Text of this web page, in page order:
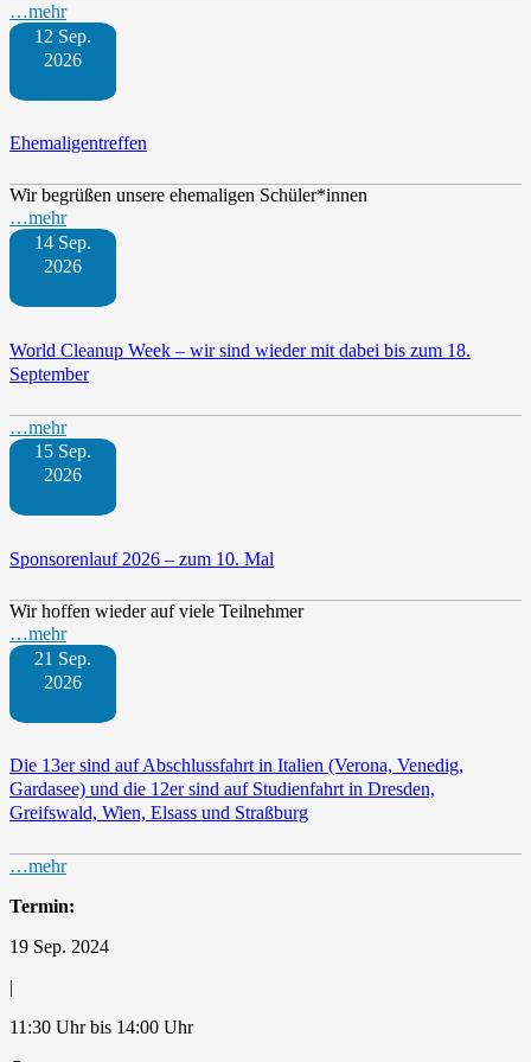
…mehr
12 Sep.
2026
Ehemaligentreffen
Wir begrüßen unsere ehemaligen Schüler*innen
…mehr
14 Sep.
2026
World Cleanup Week – wir sind wieder mit dabei bis zum 18.
September
…mehr
15 Sep.
2026
Sponsorenlauf 2026 – zum 10. Mal
Wir hoffen wieder auf viele Teilnehmer
…mehr
21 Sep.
2026
Die 13er sind auf Abschlussfahrt in Italien (Verona, Venedig,
Gardasee) und die 12er sind auf Studienfahrt in Dresden,
Greifswald, Wien, Elsass und Straßburg
…mehr
Termin:
19 Sep. 2024
|
11:30 Uhr bis 14:00 Uhr